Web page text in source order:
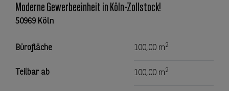
Moderne Gewerbeeinheit in Köln-Zollstock!
50969 Köln
Bürofläche 100,00 m2
Teilbar ab 100,00 m2